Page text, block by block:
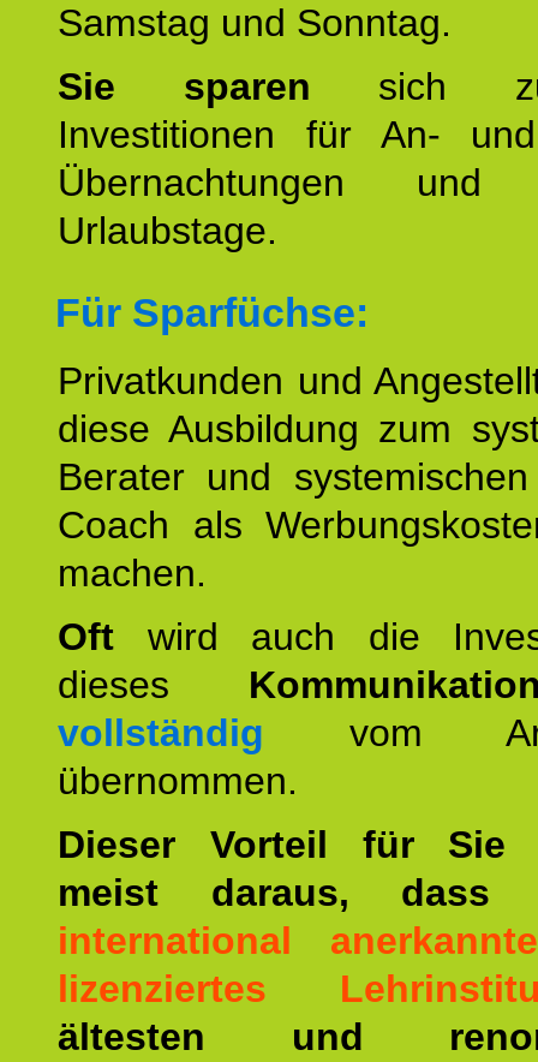
Samstag und Sonntag.
Sie sparen sich
Investitionen für An-
Übernachtungen und
Urlaubstage.
Für Sparfüchse:
Privatkunden und
diese Ausbildung zum
Berater und
Coach als
machen.
Oft wird auch die
dieses
vollständig vom
übernommen.
Dieser Vorteil für Sie
meist daraus,
international
lizenziertes
ältesten und